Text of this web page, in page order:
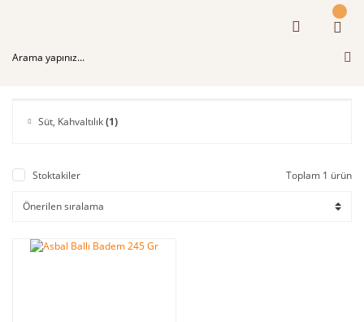
Süt, Kahvaltılık(1)
Stoktakiler Toplam 1 ürün